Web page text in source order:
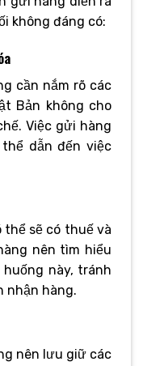
không đáng có:
cần nắm rõ các
Bản không cho
Việc gửi hàng
dẫn đến việc
thể sẽ có thuế và
nên tìm hiểu
này, tránh
nhận hàng.
nên lưu giữ các